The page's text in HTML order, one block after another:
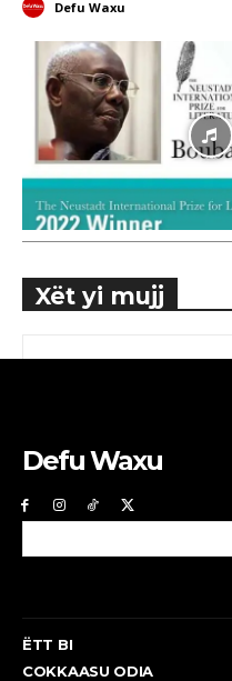
Defu Waxu
Xët yi mujj
Defu Waxu
ËTT BI
COKKAASU ODIA